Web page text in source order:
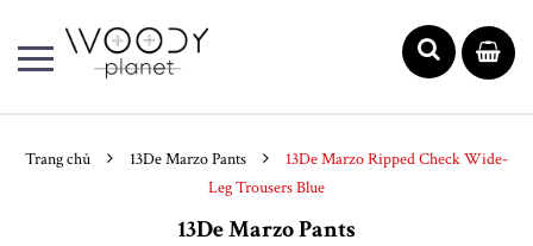
Trang chủ 13De Marzo Pants
13De Marzo Ripped Check Wide-
Leg Trousers Blue
13De Marzo Pants